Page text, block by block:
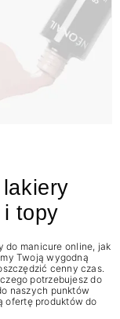
topy
do manicure online, jak
Twoją wygodną
cenny czas.
potrzebujesz do
naszych punktów
ofertę produktów do